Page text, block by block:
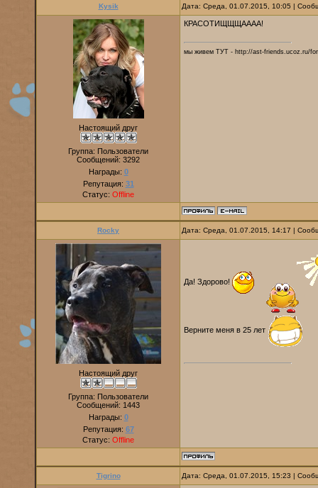
Kysik Дата: Среда, 01.07.2015, 10:05 |
Настоящий друг
Группа: Пользователи
Сообщений: 3292
Награды: 0
Репутация: 31
Статус: Offline
КРАСОТИЩЩЩАААА!
мы живем ТУТ - http://ast-friends.ucoz.ru/
Rocky Дата: Среда, 01.07.2015, 14:17 |
Настоящий друг
Группа: Пользователи
Сообщений: 1443
Награды: 0
Репутация: 67
Статус: Offline
Да! Здорово!
Верните меня в 25 лет
Tigrino Дата: Среда, 01.07.2015, 15:23 |